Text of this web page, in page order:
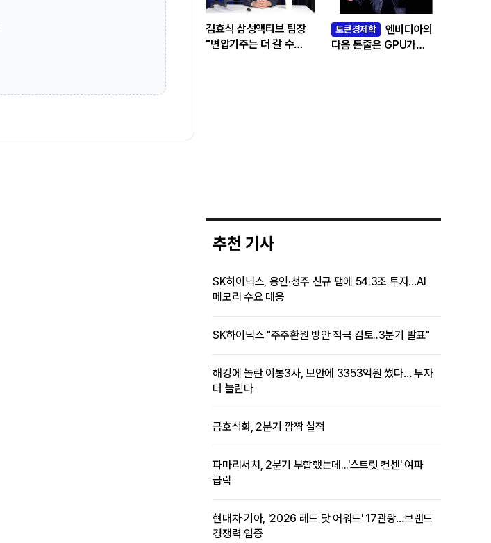
김효식 삼성액티브 팀장
"변압기주는 더 갈 수
토큰경제학
엔비디아의
다음 돈줄은 GPU가
추천 기사
SK하이닉스, 용인·청주 신규 팹에 54.3조 투자…AI
메모리 수요 대응
SK하이닉스 "주주환원 방안 적극 검토..3분기 발표"
해킹에 놀란 이통3사, 보안에 3353억원 썼다… 투자
더 늘린다
금호석화, 2분기 깜짝 실적
파마리서치, 2분기 부합했는데...'스트릿 컨센' 여파
급락
현대차·기아, '2026 레드 닷 어워드' 17관왕…브랜드
경쟁력 입증